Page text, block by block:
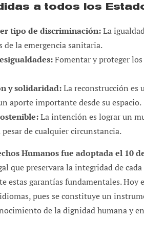
a todos los
tipo de discriminación:La
de la emergencia sanitaria.
Fomentar y proteger
y solidaridad:La reconstrucción es
aporte importante desde su espacio.
La intención es lograr un
de cualquier circunstancia.
Humanos fue adoptada el 10
que preservara la integridad de
estas garantías fundamentales. Hoy
pues se constituye un
de la dignidad humana y